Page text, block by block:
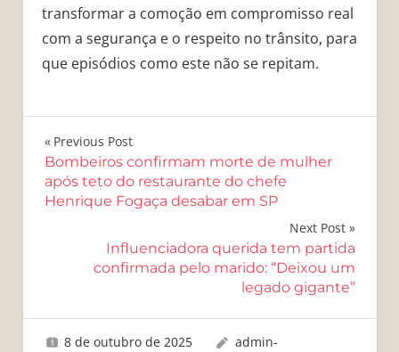
transformar a comoção em compromisso real
com a segurança e o respeito no trânsito, para
que episódios como este não se repitam.
Navegação
de
Post
Previous Post
Bombeiros confirmam morte de mulher
após teto do restaurante do chefe
Henrique Fogaça desabar em SP
Next Post
Influenciadora querida tem partida
confirmada pelo marido: “Deixou um
legado gigante”
8 de outubro de 2025
admin-